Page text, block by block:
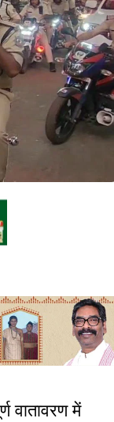
वातावरण में